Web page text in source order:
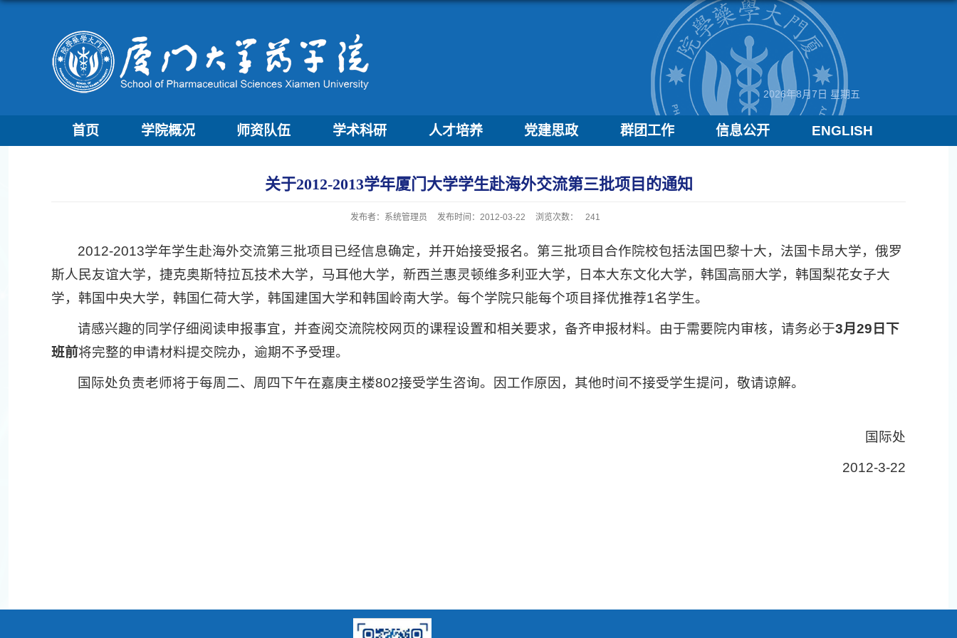
2026年8月7日 星期五
首页 学院概况 师资队伍 学术科研 人才培养 党建思政 群团工作 信息公开 ENGLISH
关于2012-2013学年厦门大学学生赴海外交流第三批项目的通知
发布者：系统管理员 发布时间：2012-03-22 浏览次数： 241
2012-2013学年学生赴海外交流第三批项目已经信息确定，并开始接受报名。第三批项目合作院校包括法国巴黎十大，法国卡昂大学，俄罗
斯人民友谊大学，捷克奥斯特拉瓦技术大学，马耳他大学，新西兰惠灵顿维多利亚大学，日本大东文化大学，韩国高丽大学，韩国梨花女子大
学，韩国中央大学，韩国仁荷大学，韩国建国大学和韩国岭南大学。每个学院只能每个项目择优推荐1名学生。
请感兴趣的同学仔细阅读申报事宜，并查阅交流院校网页的课程设置和相关要求，备齐申报材料。由于需要院内审核，请务必于3月29日下
班前将完整的申请材料提交院办，逾期不予受理。
国际处负责老师将于每周二、周四下午在嘉庚主楼802接受学生咨询。因工作原因，其他时间不接受学生提问，敬请谅解。
国际处
2012-3-22